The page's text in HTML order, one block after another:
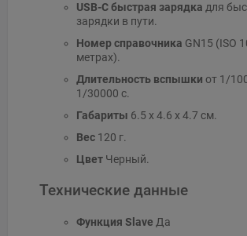
USB-C быстрая зарядка для
зарядки в пути.
Номер справочника GN15 (ISO
метрах).
Длительность вспышки от 1/
1/30000 с.
Габариты 6.5 x 4.6 x 4.7 см.
Вес120 г.
ЦветЧерный.
Технические данные
Функция Slave Да